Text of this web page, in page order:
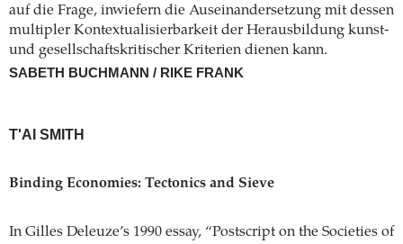
auf die Frage, inwiefern die Auseinandersetzung mit dessen
multipler Kontextualisierbarkeit der Herausbildung kunst-
und gesellschaftskritischer Kriterien dienen kann.
SABETH BUCHMANN / RIKE FRANK
T'AI SMITH
Binding Economies: Tectonics and Sieve
In Gilles Deleuze’s 1990 essay, “Postscript on the Societies of